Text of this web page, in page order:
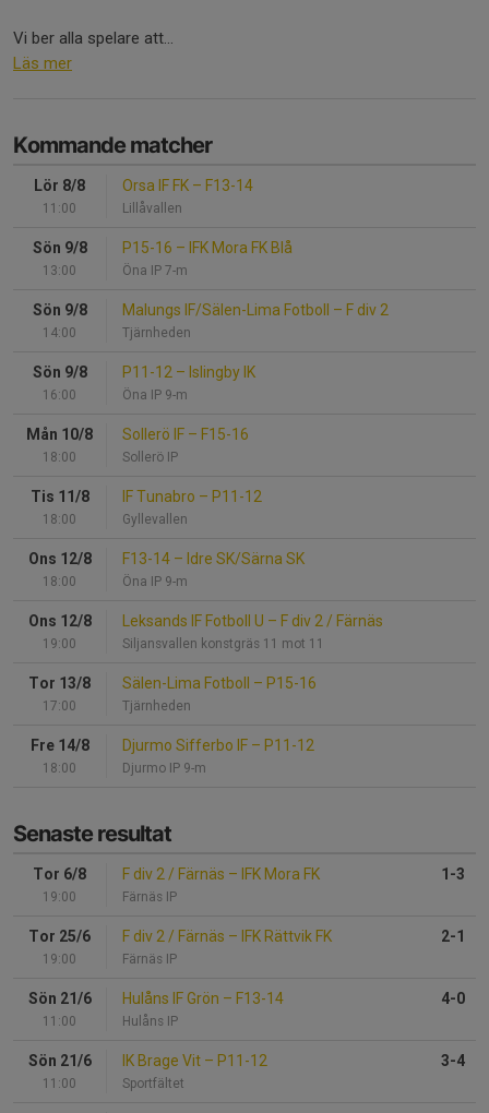
Vi ber alla spelare att...
Läs mer
Kommande matcher
Lör 8/8
11:00
Orsa IF FK – F13-14
Lillåvallen
Sön 9/8
13:00
P15-16 – IFK Mora FK Blå
Öna IP 7-m
Sön 9/8
14:00
Malungs IF/Sälen-Lima Fotboll – F div 2
Tjärnheden
Sön 9/8
16:00
P11-12 – Islingby IK
Öna IP 9-m
Mån 10/8
18:00
Sollerö IF – F15-16
Sollerö IP
Tis 11/8
18:00
IF Tunabro – P11-12
Gyllevallen
Ons 12/8
18:00
F13-14 – Idre SK/Särna SK
Öna IP 9-m
Ons 12/8
19:00
Leksands IF Fotboll U – F div 2 / Färnäs
Siljansvallen konstgräs 11 mot 11
Tor 13/8
17:00
Sälen-Lima Fotboll – P15-16
Tjärnheden
Fre 14/8
18:00
Djurmo Sifferbo IF – P11-12
Djurmo IP 9-m
Senaste resultat
Tor 6/8
19:00
F div 2 / Färnäs – IFK Mora FK
Färnäs IP
1-3
Tor 25/6
19:00
F div 2 / Färnäs – IFK Rättvik FK
Färnäs IP
2-1
Sön 21/6
11:00
Hulåns IF Grön – F13-14
Hulåns IP
4-0
Sön 21/6
11:00
IK Brage Vit – P11-12
Sportfältet
3-4